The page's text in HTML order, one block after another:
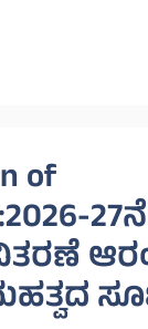
of
ವಿತರಣೆ